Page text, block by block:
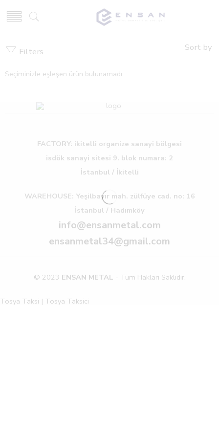
Filters Sort by
Seçiminizle eşleşen ürün bulunamadı.
FACTORY: ikitelli organize sanayi bölgesi
isdök sanayi sitesi 9. blok numara: 2
İstanbul / İkitelli
WAREHOUSE: Yeşilbayır mah. zülfüye cad. no: 16
İstanbul / Hadımköy
info@ensanmetal.com
ensanmetal34@gmail.com
© 2023 ENSAN METAL - Tüm Hakları Saklıdır.
Tosya Taksi | Tosya Taksici